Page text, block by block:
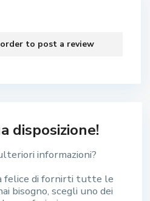
to post a review
disposizione!
informazioni?
felice di fornirti tutte le
bisogno, scegli uno dei